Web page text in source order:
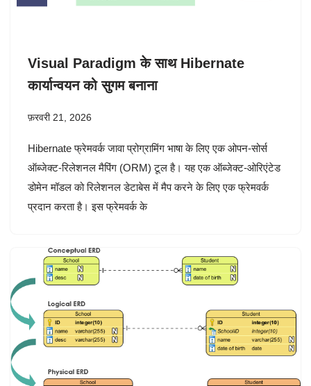
Visual Paradigm के साथ Hibernate
कार्यान्वयन को सुगम बनाना
फ़रवरी 21, 2026
Hibernate फ्रेमवर्क जावा प्रोग्रामिंग भाषा के लिए एक ओपन-सोर्स
ऑब्जेक्ट-रिलेशनल मैपिंग (ORM) टूल है। यह एक ऑब्जेक्ट-ओरिएंटेड
डोमेन मॉडल को रिलेशनल डेटाबेस में मैप करने के लिए एक फ्रेमवर्क
प्रदान करता है। इस फ्रेमवर्क के